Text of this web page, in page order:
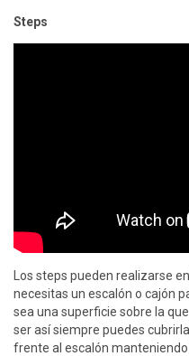
Steps
Los steps pueden realizarse
necesitas un escalón o cajón
sea una superficie sobre la
ser así siempre puedes
frente al escalón